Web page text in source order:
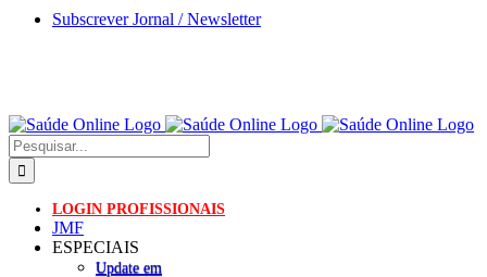
Skip
Subscrever Jornal / Newsletter
Pesquisar
LOGIN PROFISSIONAIS
JMF
ESPECIAIS
Update em